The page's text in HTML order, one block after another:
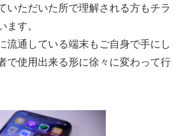
いただいた所で理解される方もチラ
ます。
流通している端末もご自身で手にし
で使用出来る形に徐々に変わって行